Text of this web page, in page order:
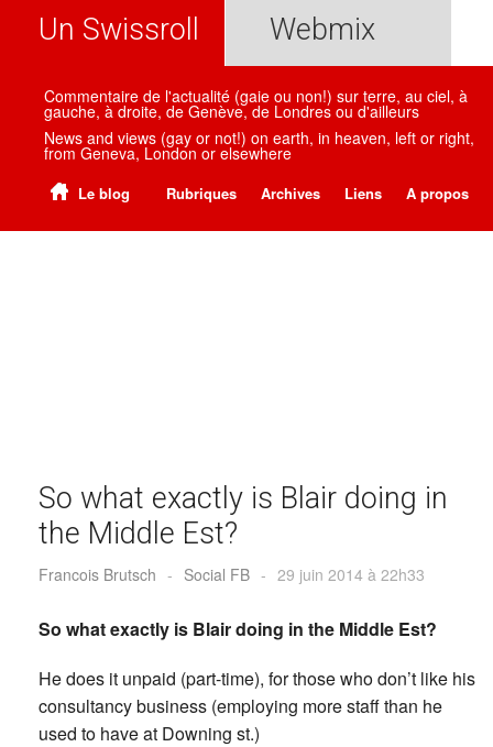
Un Swissroll Webmix
Commentaire de l'actualité (gaie ou non!) sur terre, au ciel, à
gauche, à droite, de Genève, de Londres ou d'ailleurs
News and views (gay or not!) on earth, in heaven, left or right,
from Geneva, London or elsewhere
Le blog Rubriques Archives Liens A propos
So what exactly is Blair doing in
the Middle Est?
Francois Brutsch - Social FB - 29 juin 2014 à 22h33
So what exactly is Blair doing in the Middle Est?
He does it unpaid (part-time), for those who don’t like his
consultancy business (employing more staff than he
used to have at Downing st.)